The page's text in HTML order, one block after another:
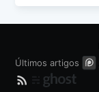
Últimos artigos